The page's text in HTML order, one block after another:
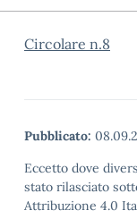
Circolare n.8
Pubblicato:
Eccetto dove
stato rilasciato
Attribuzione 4.0